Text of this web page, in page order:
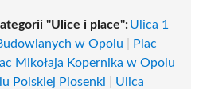
"Ulice i place":Ulica 1
w Opolu
Plac
Mikołaja Kopernika w Opolu
Polskiej Piosenki
Ulica